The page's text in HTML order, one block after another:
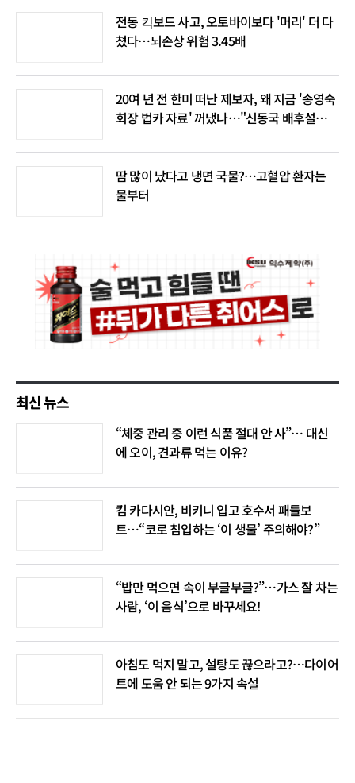
전동 킥보드 사고, 오토바이보다 '머리' 더 다
쳤다…뇌손상 위험 3.45배
20여 년 전 한미 떠난 제보자, 왜 지금 '송영숙
회장 법카 자료' 꺼냈나…"신동국 배후설은
땀 많이 났다고 냉면 국물?…고혈압 환자는
물부터
최신 뉴스
“체중 관리 중 이런 식품 절대 안 사”… 대신
에 오이, 견과류 먹는 이유?
킴 카다시안, 비키니 입고 호수서 패들보
트…“코로 침입하는 ‘이 생물’ 주의해야?”
“밥만 먹으면 속이 부글부글?”…가스 잘 차는
사람, ‘이 음식’으로 바꾸세요!
아침도 먹지 말고, 설탕도 끊으라고?…다이어
트에 도움 안 되는 9가지 속설